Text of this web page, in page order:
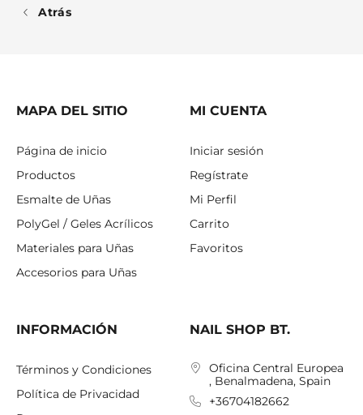
Atrás
MAPA DEL SITIO
Página de inicio
Productos
Esmalte de Uñas
PolyGel / Geles Acrílicos
Materiales para Uñas
Accesorios para Uñas
MI CUENTA
Iniciar sesión
Regístrate
Mi Perfil
Carrito
Favoritos
INFORMACIÓN
Términos y Condiciones
Política de Privacidad
NAIL SHOP BT.
Oficina Central Europea
, Benalmadena, Spain
+36704182662